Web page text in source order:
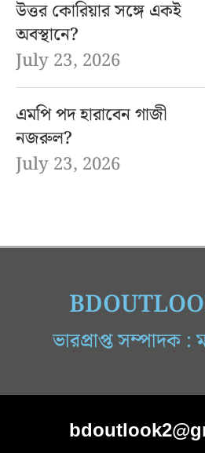
উত্তর কোরিয়ার সঙ্গে একই
অবস্থানে?
July 23, 2026
এমপি পদ হারাবেন গাজী
নজরুল?
July 23, 2026
ভারপ্রাপ্ত সম্পাদক :